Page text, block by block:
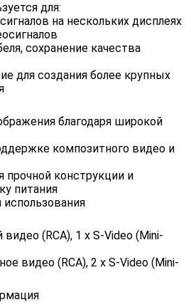
для:
на нескольких дисплеях
сохранение качества
для создания более крупных
благодаря широкой
композитного видео и
прочной конструкции и
питания
(RCA), 1 x S-Video (Mini-
видео (RCA), 2 x S-Video (Mini-